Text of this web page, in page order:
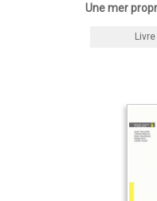
Une mer